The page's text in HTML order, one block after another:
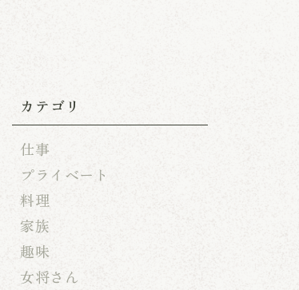
カテゴリ
仕事
プライベート
料理
家族
趣味
女将さん